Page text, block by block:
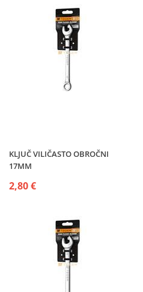
KLJUČ VILIČASTO OBROČNI
17MM
2,80 €